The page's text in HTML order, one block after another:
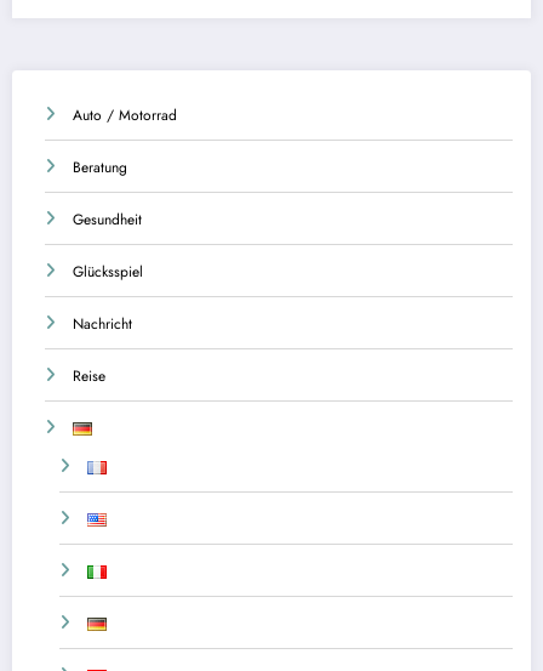
Auto / Motorrad
Beratung
Gesundheit
Glücksspiel
Nachricht
Reise